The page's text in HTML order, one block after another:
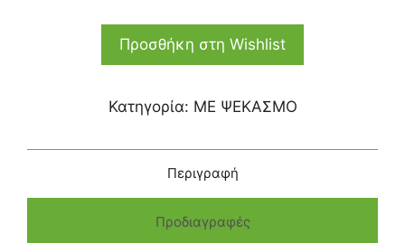
Προσθήκη στη Wishlist
Κατηγορία: ΜΕ ΨΕΚΑΣΜΟ
Περιγραφή
Προδιαγραφές